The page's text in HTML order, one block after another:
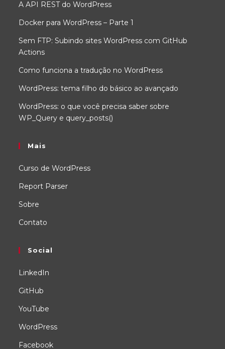
A API REST do WordPress
Docker para WordPress – Parte 1
Sem FTP: Subindo sites WordPress com GitHub
Actions
Como funciona a tradução no WordPress
WordPress: tema filho do básico ao avançado
WordPress: o que você precisa saber sobre
WP_Query e query_posts()
Mais
Curso de WordPress
Report Parser
Sobre
Contato
Social
LinkedIn
GitHub
YouTube
WordPress
Facebook